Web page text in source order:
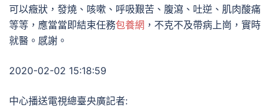
可以癥狀，發燒、咳嗽、呼吸艱苦、腹瀉、吐逆、肌肉酸痛
等等，應當當即結束任務包養網 ，不克不及帶病上崗，實時
就醫。感謝。
2020-02-02 15:18:59
中心播送電視總臺央廣記者: